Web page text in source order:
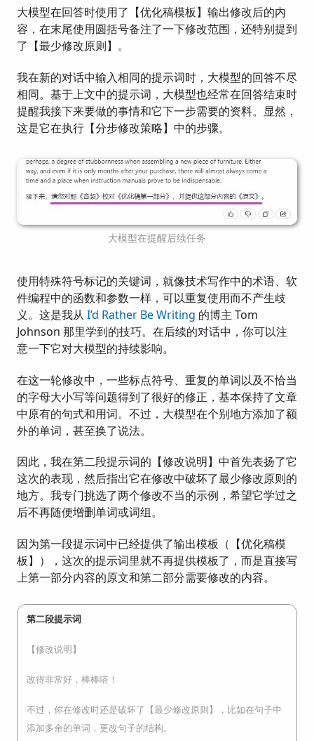
大模型在回答时使用了【优化稿模板】输出修改后的内
容，在末尾使用圆括号备注了一下修改范围，还特别提到
了【最少修改原则】。
我在新的对话中输入相同的提示词时，大模型的回答不尽
相同。基于上文中的提示词，大模型也经常在回答结束时
提醒我接下来要做的事情和它下一步需要的资料。显然，
这是它在执行【分步修改策略】中的步骤。
大模型在提醒后续任务
使用特殊符号标记的关键词，就像技术写作中的术语、软
件编程中的函数和参数一样，可以重复使用而不产生歧
义。这是我从 I’d Rather Be Writing 的博主 Tom
Johnson 那里学到的技巧。在后续的对话中，你可以注
意一下它对大模型的持续影响。
在这一轮修改中，一些标点符号、重复的单词以及不恰当
的字母大小写等问题得到了很好的修正，基本保持了文章
中原有的句式和用词。不过，大模型在个别地方添加了额
外的单词，甚至换了说法。
因此，我在第二段提示词的【修改说明】中首先表扬了它
这次的表现，然后指出它在修改中破坏了最少修改原则的
地方。我专门挑选了两个修改不当的示例，希望它学过之
后不再随便增删单词或词组。
因为第一段提示词中已经提供了输出模板（【优化稿模
板】），这次的提示词里就不再提供模板了，而是直接写
上第一部分内容的原文和第二部分需要修改的内容。
第二段提示词
【修改说明】
改得非常好，棒棒嗒！
不过，你在修改时还是破坏了【最少修改原则】，比如在句子中
添加多余的单词，更改句子的结构。